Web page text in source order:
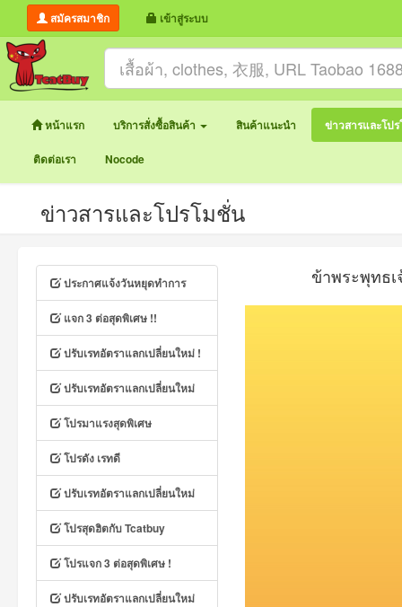
สมัครสมาชิก เข้าสู่ระบบ
หน้าแรก บริการสั่งซื้อสินค้า สินค้าแนะนำ ข่าวสารและโป
ติดต่อเรา Nocode
ข่าวสารและโปรโมชั่น
ประกาศแจ้งวันหยุดทำการ
แจก 3 ต่อสุดพิเศษ !!
ปรับเรทอัตราแลกเปลี่ยนใหม่ !
ปรับเรทอัตราแลกเปลี่ยนใหม่
โปรมาแรงสุดพิเศษ
โปรดัง เรทดี
ปรับเรทอัตราแลกเปลี่ยนใหม่
โปรสุดฮิตกับ Tcatbuy
โปรแจก 3 ต่อสุดพิเศษ !
ปรับเรทอัตราแลกเปลี่ยนใหม่
ข้าพระพุทธ